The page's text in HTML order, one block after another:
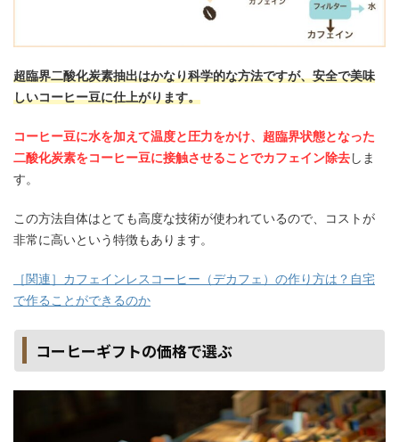
超臨界二酸化炭素抽出はかなり科学的な方法ですが、安全で美味
しいコーヒー豆に仕上がります。
コーヒー豆に水を加えて温度と圧力をかけ、超臨界状態となった
二酸化炭素をコーヒー豆に接触させることでカフェイン除去しま
す。
この方法自体はとても高度な技術が使われているので、コストが
非常に高いという特徴もあります。
［関連］カフェインレスコーヒー（デカフェ）の作り方は？自宅
で作ることができるのか
コーヒーギフトの価格で選ぶ